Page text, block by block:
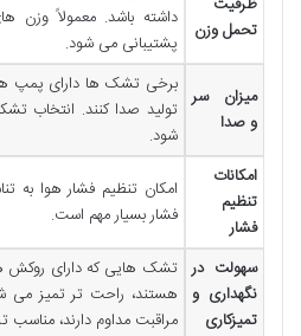
تحمل وزن
پشتیبانی می شود.
میزان سر
و صدا
برخی تشک ها دارای پمپ
تولید صدا کنند. انتخاب
شود.
امکانات
تنظیم
فشار
امکان تنظیم فشار هوا به
فشار بسیار مهم است.
سهولت در
نگهداری و
تمیزکاری
تشک هایی که دارای
هستند، راحت تر تمیز می
مراقبت مداوم دارند، مناسب